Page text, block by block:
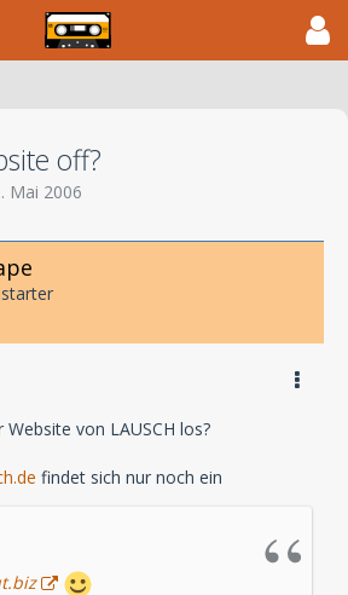
off?
Mai 2006
von LAUSCH los?
findet sich nur noch ein